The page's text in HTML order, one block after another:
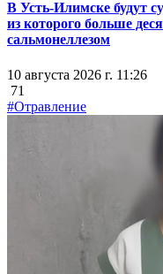
В Усть-Илимске будут
из которого больше
сальмонеллезом
10 августа 2026 г. 11:26
71
#Отравление